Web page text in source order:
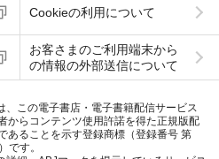
Cookieの利用について
お客さまのご利用端末から
の情報の外部送信について
、この電子書店・電子書籍配信サービス
からコンテンツ使用許諾を得た正規版配
あることを示す登録商標（登録番号 第
です。